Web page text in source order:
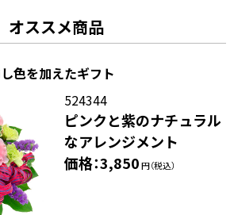
オススメ商品
色を加えたギフト
524344
ピンクと紫のナチュラル
なアレンジメント
価格：3,850円（税込）